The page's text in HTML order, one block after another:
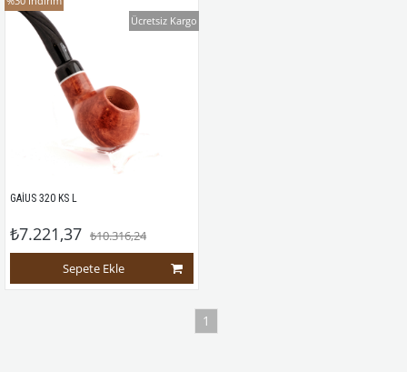
GAİUS 320 KS L
₺7.221,37 ₺10.316,24
Sepete Ekle
Ücretsiz Kargo
1